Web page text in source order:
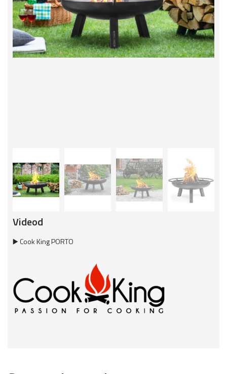
Videod
▶️ Cook King PORTO